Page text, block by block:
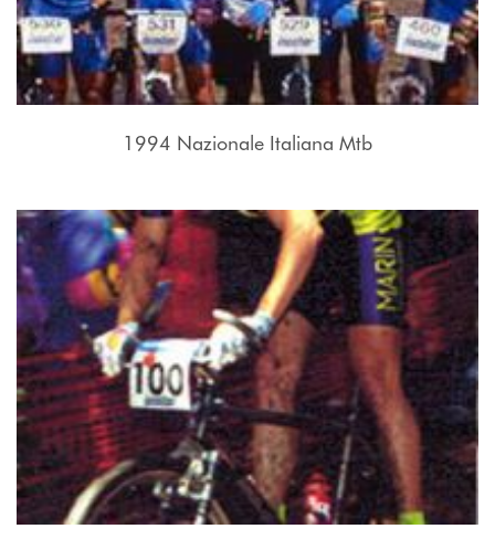
1994 Nazionale Italiana Mtb